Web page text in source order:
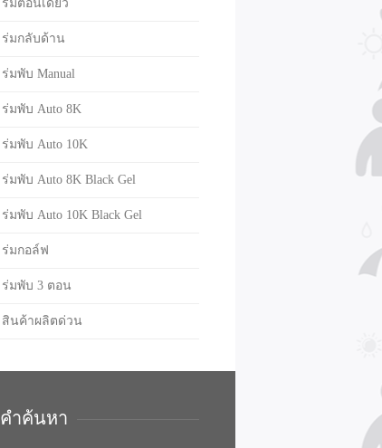
ร่มตอนเดียว
ร่มกลับด้าน
ร่มพับ Manual
ร่มพับ Auto 8K
ร่มพับ Auto 10K
ร่มพับ Auto 8K Black Gel
ร่มพับ Auto 10K Black Gel
ร่มกอล์ฟ
ร่มพับ 3 ตอน
สินค้าผลิตด่วน
คำค้นหา